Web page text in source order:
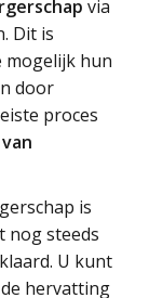
via
Dit is
mogelijk hun
door
proces
is
nog steeds
U kunt
hervatting